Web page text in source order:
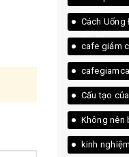
và Arabica
Cách Uống
Tốt Nhất
cafe giảm
Cấu tạo
Không nên
trong tủ
kinh